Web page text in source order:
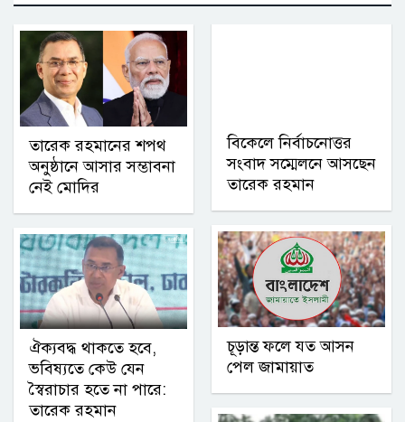
তারেক রহমানের শপথ
অনুষ্ঠানে আসার সম্ভাবনা
নেই মোদির
ঐক্যবদ্ধ থাকতে হবে,
ভবিষ্যতে কেউ যেন
স্বৈরাচার হতে না পারে:
তারেক রহমান
বিকেলে নির্বাচনোত্তর
সংবাদ সম্মেলনে আসছেন
তারেক রহমান
চূড়ান্ত ফলে যত আসন
পেল জামায়াত